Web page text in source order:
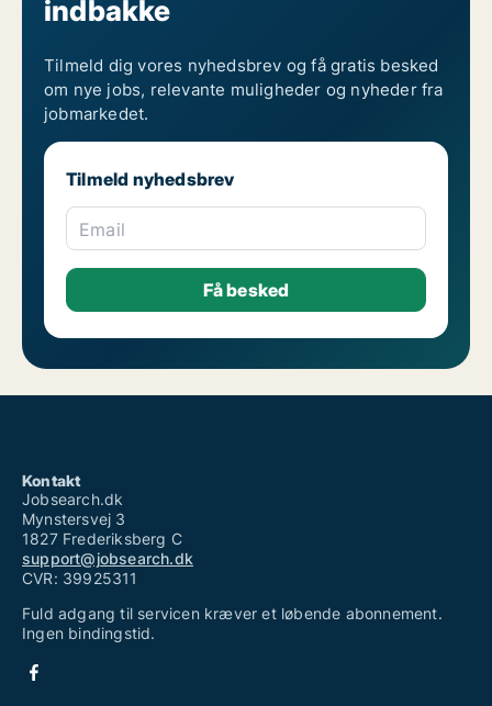
indbakke
Tilmeld dig vores nyhedsbrev og få gratis besked
om nye jobs, relevante muligheder og nyheder fra
jobmarkedet.
Tilmeld nyhedsbrev
Email
Kontakt
Jobsearch.dk
Mynstersvej 3
1827 Frederiksberg C
support@jobsearch.dk
CVR: 39925311
Fuld adgang til servicen kræver et løbende abonnement.
Ingen bindingstid.